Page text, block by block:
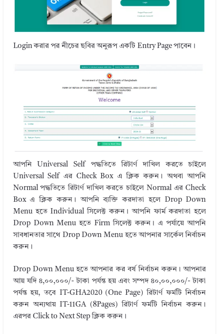
Login করার পর নীচের ছবির অনুরূপ একটি Entry Page পাবেন।
আপনি Universal Self পদ্ধতিতে রিটার্ণ দাখিল করতে চাইলে
Universal Self এর Check Box এ ক্লিক করুন। অথবা আপনি
Normal পদ্ধতিতে রিটার্ণ দাখিল করতে চাইলে Normal এর Check
Box এ ক্লিক করুন। আপনি ব্যক্তি করদাতা হলে Drop Down
Menu হতে Individual সিলেক্ট করুন। আপনি ফার্ম করদাতা হলে
Drop Down Menu হতে Firm সিলেক্ট করুন। এ পর্যায়ে আপনি
সাবধানতার সাথে Drop Down Menu হতে আপনার সার্কেল নির্বাচন
করুন।
Drop Down Menu হতে আপনার কর বর্ষ নির্বাচন করুন। আপনার
আয় যদি ৪,০০,০০০/- টাকা পর্যন্ত হয় এবং সম্পদ ৪০,০০,০০০/- টাকা
পর্যন্ত হয়, তবে IT-GHA2020 (One Page) রিটার্ণ ফর্মটি নির্বাচন
করুন অন্যথায় IT-11GA (8Pages) রিটার্ণ ফর্মটি নির্বাচন করুন।
এরপর Click to Next Step ক্লিক করুন।